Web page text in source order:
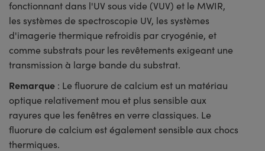
fonctionnant dans l'UV sous vide (VUV) et le MWIR,
les systèmes de spectroscopie UV, les systèmes
d'imagerie thermique refroidis par cryogénie, et
comme substrats pour les revêtements exigeant une
transmission à large bande du substrat.
Remarque : Le fluorure de calcium est un matériau
optique relativement mou et plus sensible aux
rayures que les fenêtres en verre classiques. Le
fluorure de calcium est également sensible aux chocs
thermiques.